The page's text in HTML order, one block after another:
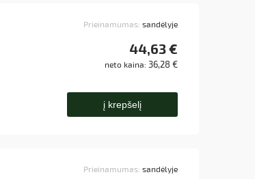
Prieinamumas: sandėlyje
44,63 €
neto kaina: 36,28 €
į krepšelį
Prieinamumas: sandėlyje